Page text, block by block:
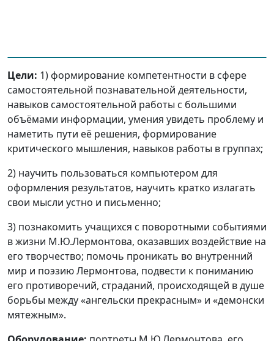
Цели: 1) формирование компетентности в сфере
самостоятельной познавательной деятельности,
навыков самостоятельной работы с большими
объёмами информации, умения увидеть проблему и
наметить пути её решения, формирование
критического мышления, навыков работы в группах;
2) научить пользоваться компьютером для
оформления результатов, научить кратко излагать
свои мысли устно и письменно;
3) познакомить учащихся с поворотными событиями
в жизни М.Ю.Лермонтова, оказавших воздействие на
его творчество; помочь проникать во внутренний
мир и поэзию Лермонтова, подвести к пониманию
его противоречий, страданий, происходящей в душе
борьбы между «ангельски прекрасным» и «демонски
мятежным».